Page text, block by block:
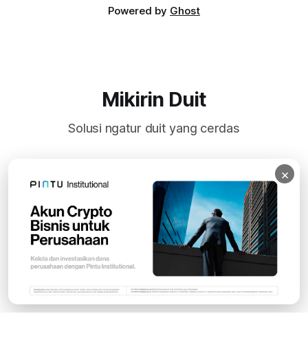
Powered by Ghost
Mikirin Duit
Solusi ngatur duit yang cerdas
Subscribe
×